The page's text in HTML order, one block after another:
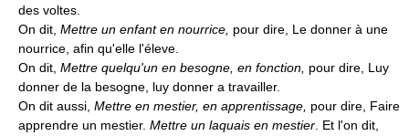
des voltes.
On dit, Mettre un enfant en nourrice, pour dire, Le donner à une
nourrice, afin qu'elle l'éleve.
On dit, Mettre quelqu'un en besogne, en fonction, pour dire, Luy
donner de la besogne, luy donner a travailler.
On dit aussi, Mettre en mestier, en apprentissage, pour dire, Faire
apprendre un mestier. Mettre un laquais en mestier . Et l'on dit,